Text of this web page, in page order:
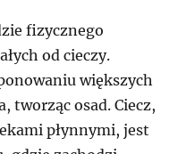
fizycznego
od cieczy.
większych
tworząc osad. Ciecz,
płynnymi, jest